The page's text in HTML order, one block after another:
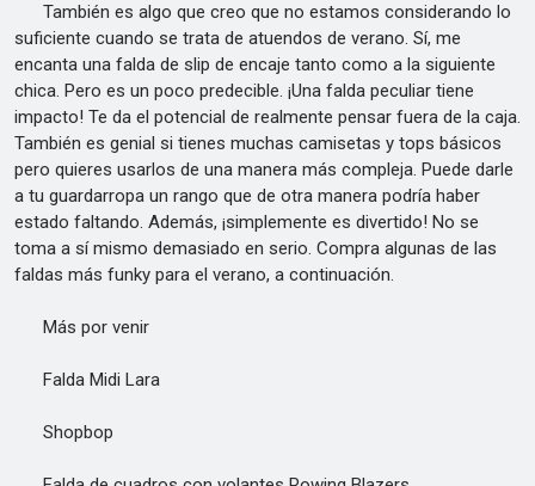
También es algo que creo que no estamos considerando lo
suficiente cuando se trata de atuendos de verano. Sí, me
encanta una falda de slip de encaje tanto como a la siguiente
chica. Pero es un poco predecible. ¡Una falda peculiar tiene
impacto! Te da el potencial de realmente pensar fuera de la caja.
También es genial si tienes muchas camisetas y tops básicos
pero quieres usarlos de una manera más compleja. Puede darle
a tu guardarropa un rango que de otra manera podría haber
estado faltando. Además, ¡simplemente es divertido! No se
toma a sí mismo demasiado en serio. Compra algunas de las
faldas más funky para el verano, a continuación.
Más por venir
Falda Midi Lara
Shopbop